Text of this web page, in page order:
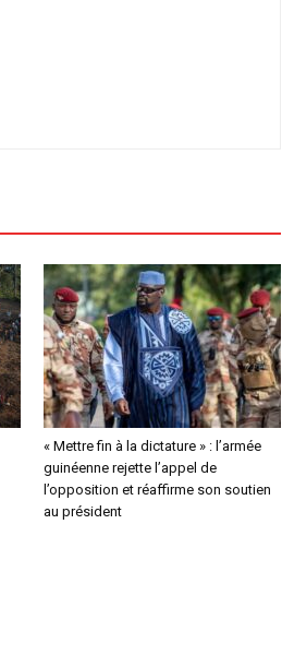
« Mettre fin à la dictature » : l’armée
guinéenne rejette l’appel de
l’opposition et réaffirme son soutien
au président